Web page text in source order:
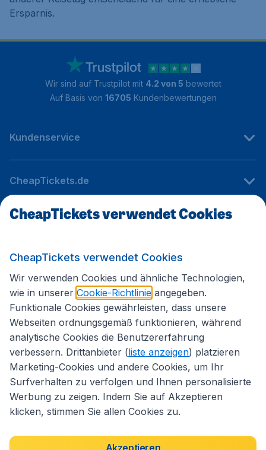
Ersparnis.
Wir sind auf Trustpilot mit 4.2 von 5 bewertet
Auf Basis von 16705 Kundenbewertungen
Kundenservice
CheapTickets.de
Internationale Webseiten
Folgen Sie uns:
Allgemeine Geschäftsbedingungen
CheapTickets verwendet Cookies
CheapTickets verwendet Cookies
Wir verwenden Cookies und ähnliche Technologien,
wie in unserer Cookie-Richtlinie angegeben.
Funktionale Cookies gewährleisten, dass unsere
Webseiten ordnungsgemäß funktionieren, während
analytische Cookies die Benutzererfahrung
verbessern. Drittanbieter (liste anzeigen) platzieren
Marketing-Cookies und andere Cookies, um Ihr
Surfverhalten zu verfolgen und Ihnen personalisierte
Werbung zu zeigen. Indem Sie auf Akzeptieren
klicken, stimmen Sie allen Cookies zu.
Akzeptieren